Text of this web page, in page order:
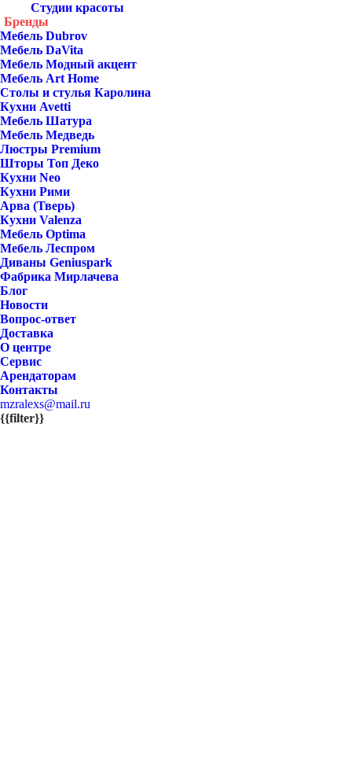
Студии красоты
Бренды
Мебель Dubrov
Мебель DaVita
Мебель Модный акцент
Мебель Art Home
Столы и стулья Каролина
Кухни Avetti
Мебель Шатура
Мебель Медведь
Люстры Premium
Шторы Топ Деко
Кухни Neo
Кухни Рими
Арва (Тверь)
Кухни Valenza
Мебель Optima
Мебель Леспром
Диваны Geniuspark
Фабрика Мирлачева
Блог
Новости
Вопрос-ответ
Доставка
О центре
Сервис
Арендаторам
Контакты
mzralexs@mail.ru
{{filter}}